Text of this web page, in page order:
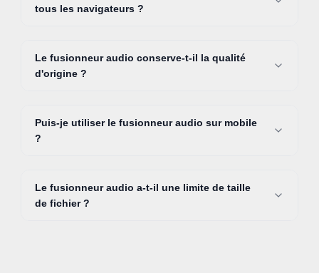
tous les navigateurs ?
Le fusionneur audio conserve-t-il la qualité
d'origine ?
Puis-je utiliser le fusionneur audio sur mobile
?
Le fusionneur audio a-t-il une limite de taille
de fichier ?